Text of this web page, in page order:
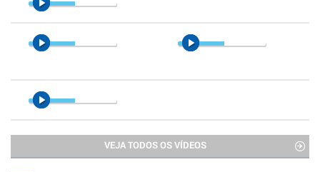
VEJA TODOS OS VÍDEOS